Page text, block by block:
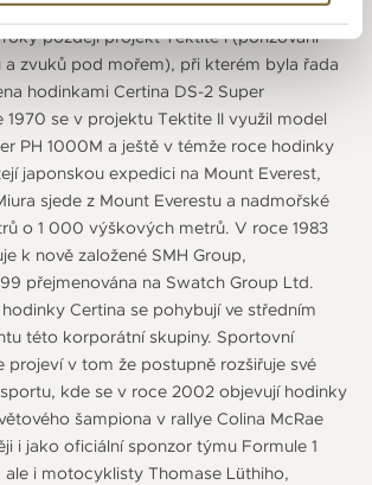
amerického námořnictva Sealab II.
později projekt Tektite I (pořizování
a zvuků pod mořem), při kterém byla řada
hodinkami Certina DS-2 Super
1970 se v projektu Tektite II využil model
PH 1000M a ještě v témže roce hodinky
japonskou expedici na Mount Everest,
sjede z Mount Everestu a nadmořské
o 1 000 výškových metrů. V roce 1983
k nově založené SMH Group,
přejmenována na Swatch Group Ltd.
Certina se pohybují ve středním
této korporátní skupiny. Sportovní
projeví v tom že postupně rozšiřuje své
kde se v roce 2002 objevují hodinky
šampiona v rallye Colina McRae
i jako oficiální sponzor týmu Formule 1
ale i motocyklisty Thomase Lüthiho,